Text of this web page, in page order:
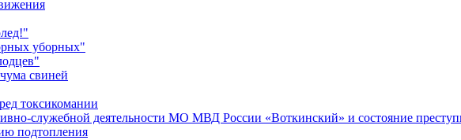
уборных"
свиней
токсикомании
служебной деятельности МО МВД России «Воткинский» и состояние
подтопления